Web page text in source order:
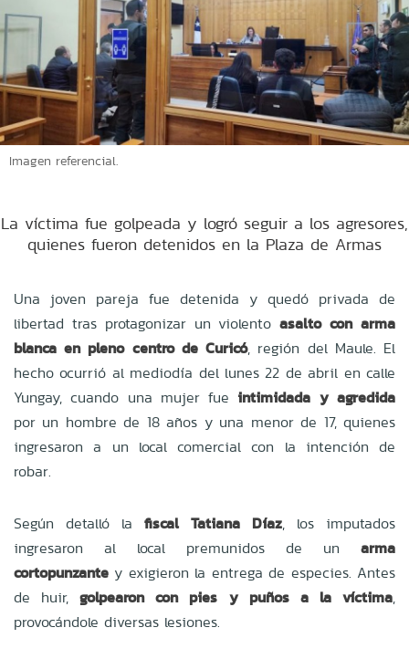
Imagen referencial.
La víctima fue golpeada y logró seguir a los agresores,
quienes fueron detenidos en la Plaza de Armas
Una joven pareja fue detenida y quedó privada de
libertad tras protagonizar un violentoasalto con arma
blanca en pleno centro de Curicó, región del Maule. El
hecho ocurrió al mediodía del lunes 22 de abril en calle
Yungay, cuando una mujer fue intimidada y agredida
por un hombre de 18 años y una menor de 17, quienes
ingresaron a un local comercial con la intención de
robar.
Según detalló la fiscal Tatiana Díaz, los imputados
ingresaron al local premunidos de un arma
cortopunzante y exigieron la entrega de especies. Antes
de huir,golpearon con pies y puños a la víctima,
provocándole diversas lesiones.